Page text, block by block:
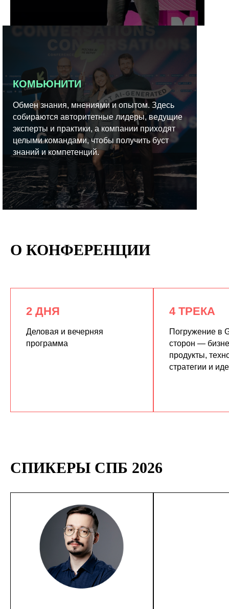
КОМЬЮНИТИ
Обмен знания, мнениями и опытом. Здесь
собираются авторитетные лидеры, ведущие
эксперты и практики, а компании приходят
целыми командами, чтобы получить буст
знаний и компетенций.
О КОНФЕРЕНЦИИ
2 ДНЯ
Деловая и вечерняя
программа
4 ТРЕКА
Погружение в
сторон —
продукты,
стратегии и
СПИКЕРЫ СПБ 2026
КУПИТЬ ЗАПИСИ